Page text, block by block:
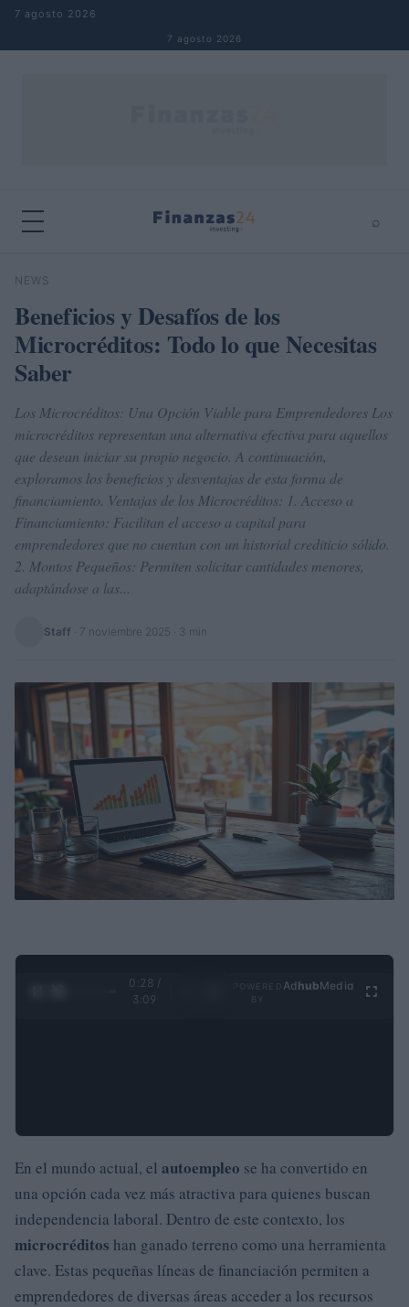
Saltar al contenido
7 agosto 2026
7 agosto 2026
⌕
Buscar
NEWS
Beneficios y Desafíos de los
Microcréditos: Todo lo que Necesitas
Saber
Los Microcréditos: Una Opción Viable para Emprendedores Los
microcréditos representan una alternativa efectiva para aquellos
que desean iniciar su propio negocio. A continuación,
exploramos los beneficios y desventajas de esta forma de
financiamiento. Ventajas de los Microcréditos: 1. Acceso a
Financiamiento: Facilitan el acceso a capital para
emprendedores que no cuentan con un historial crediticio sólido.
2. Montos Pequeños: Permiten solicitar cantidades menores,
adaptándose a las...
Staff 7 noviembre 2025 · 3 min
0:29 /
3:09
Ad hubMedia
En el mundo actual, el autoempleo se ha convertido en
una opción cada vez más atractiva para quienes buscan
independencia laboral. Dentro de este contexto, los
microcréditos han ganado terreno como una herramienta
clave. Estas pequeñas líneas de financiación permiten a
emprendedores de diversas áreas acceder a los recursos